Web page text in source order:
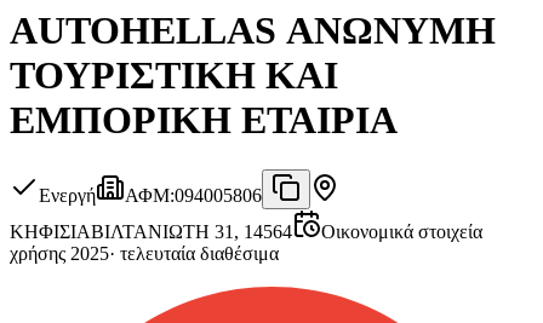
AUTOHELLAS ΑΝΩΝΥΜΗ
ΤΟΥΡΙΣΤΙΚΗ ΚΑΙ
ΕΜΠΟΡΙΚΗ ΕΤΑΙΡΙΑ
Ενεργή ΑΦΜ:094005806
ΚΗΦΙΣΙΑΒΙΛΤΑΝΙΩΤΗ 31, 14564
Οικονομικά στοιχεία
χρήσης 2025· τελευταία διαθέσιμα